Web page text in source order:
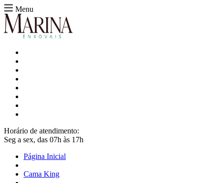
Menu
Horário de atendimento:
Seg a sex, das 07h às 17h
Página Inicial
Cama King